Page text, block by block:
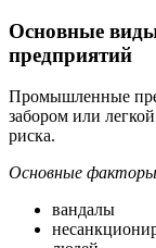
Основные
предприятий
Промышленные
забором или
риска.
Основные факторы
вандалы